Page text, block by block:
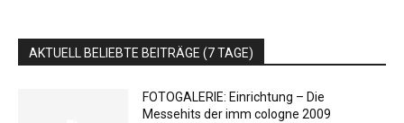
AKTUELL BELIEBTE BEITRÄGE (7 TAGE)
FOTOGALERIE: Einrichtung – Die
Messehits der imm cologne 2009